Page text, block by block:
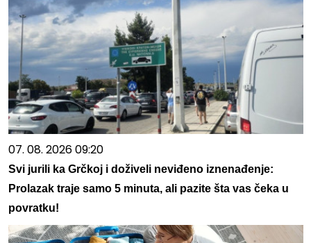
07. 08. 2026 09:20
Svi jurili ka Grčkoj i doživeli neviđeno iznenađenje:
Prolazak traje samo 5 minuta, ali pazite šta vas čeka u
povratku!